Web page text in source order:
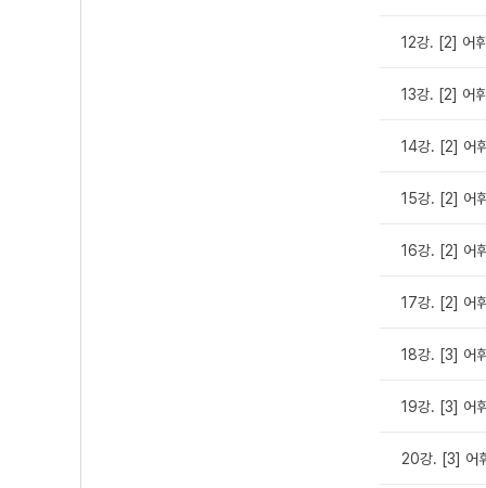
12강. [2] 어
13강. [2] 어
14강. [2] 어
15강. [2] 어
16강. [2] 어
17강. [2] 어
18강. [3] 어
19강. [3] 어
20강. [3] 어